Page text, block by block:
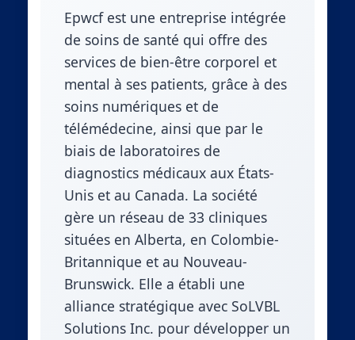
Epwcf est une entreprise intégrée
de soins de santé qui offre des
services de bien-être corporel et
mental à ses patients, grâce à des
soins numériques et de
télémédecine, ainsi que par le
biais de laboratoires de
diagnostics médicaux aux États-
Unis et au Canada. La société
gère un réseau de 33 cliniques
situées en Alberta, en Colombie-
Britannique et au Nouveau-
Brunswick. Elle a établi une
alliance stratégique avec SoLVBL
Solutions Inc. pour développer un